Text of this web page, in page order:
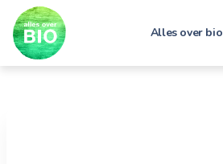
Alles over bio